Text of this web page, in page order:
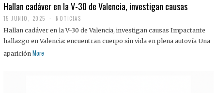
Hallan cadáver en la V-30 de Valencia, investigan causas
15 JUNIO, 2025 NOTICIAS
Hallan cadáver en la V-30 de Valencia, investigan causas Impactante
hallazgo en Valencia: encuentran cuerpo sin vida en plena autovía Una
aparición More